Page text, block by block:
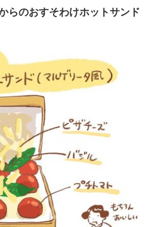
らのおすそわけホットサンド